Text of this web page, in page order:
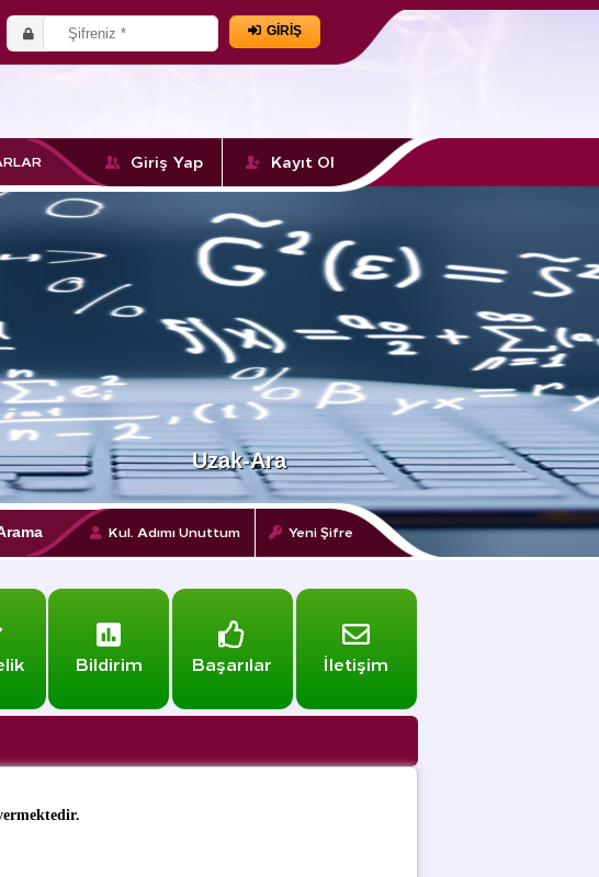
GİRİŞ
Giriş Yap Kayıt Ol
Uzak-Ara
Kul. Adımı Unuttum Yeni Şifre
Bildirim Başarılar İletişim